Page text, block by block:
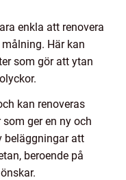
enkla att renovera
Här kan
som gör att ytan
kan renoveras
ger en ny och
beläggningar att
beroende på